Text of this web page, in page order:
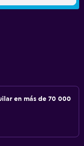
en más de 70 000